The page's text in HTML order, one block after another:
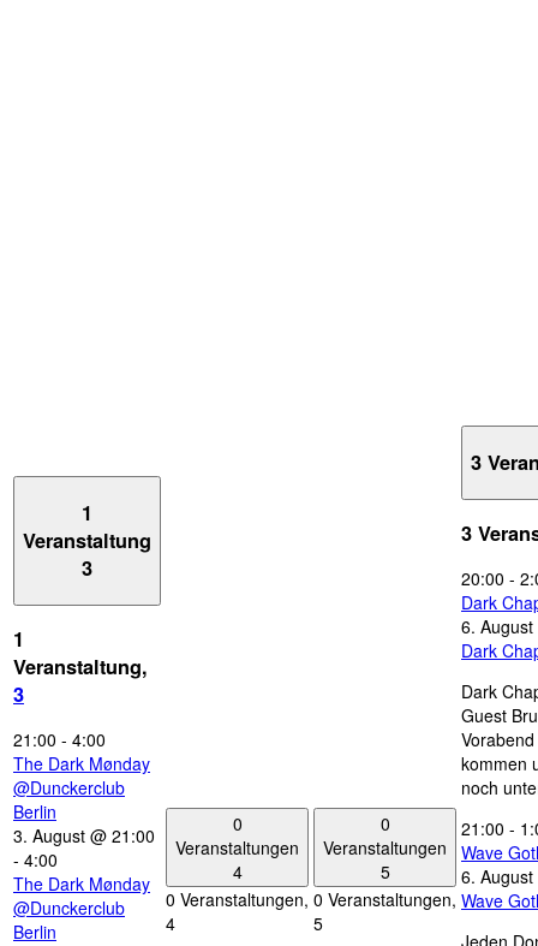
1
Veranstaltung
3
1
Veranstaltung,
3
21:00 - 4:00
The Dark Mønday
@Dunckerclub
Berlin
3. August @ 21:00
- 4:00
The Dark Mønday
@Dunckerclub
Berlin
0
Veranstaltungen
4
0 Veranstaltungen,
4
0
Veranstaltungen
5
0 Veranstaltungen,
5
3
3
20:00 -
Dark
6.
Dark
Dark
Guest
kommen
noch
21:00 -
Wave
6.
Wave